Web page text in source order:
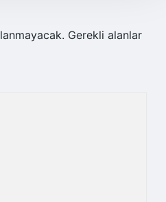
Gerekli alanlar